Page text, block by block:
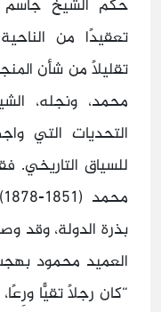
حكم الشيخ جاسم
تعقيدًا من
تقليلًا من شأن
محمد، ونجله،
التحديات التي
للسياق التاريخي.
بذرة الدولة، وقد
العميد محمود